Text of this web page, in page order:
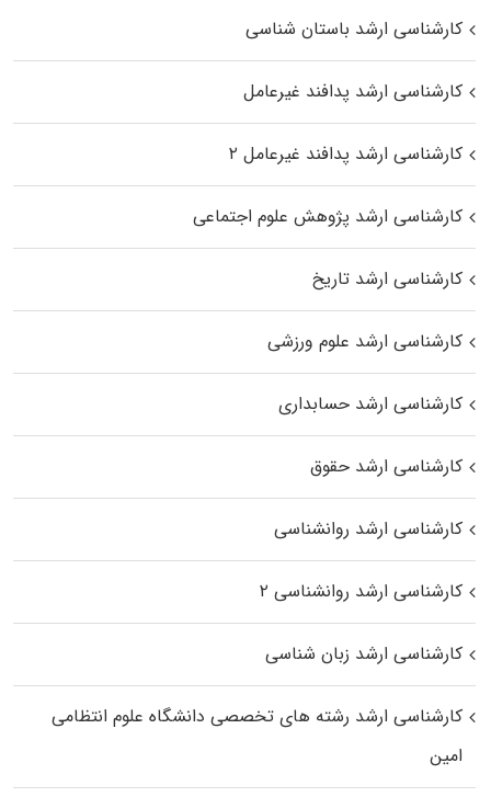
کارشناسی ارشد باستان شناسی
کارشناسی ارشد پدافند غیرعامل
کارشناسی ارشد پدافند غیرعامل ۲
کارشناسی ارشد پژوهش علوم اجتماعی
کارشناسی ارشد تاریخ
کارشناسی ارشد علوم ورزشی
کارشناسی ارشد حسابداری
کارشناسی ارشد حقوق
کارشناسی ارشد روانشناسی
کارشناسی ارشد روانشناسی ۲
کارشناسی ارشد زبان شناسی
کارشناسی ارشد رﺷﺘﻪ ﻫﺎی تخصصی داﻧﺸﮕﺎه ﻋﻠﻮم انتظامی
اﻣﻴﻦ